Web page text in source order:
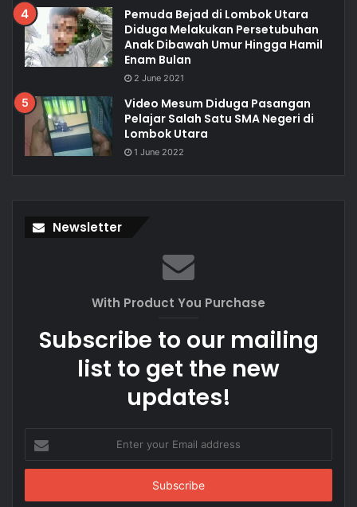
Pemuda Bejad di Lombok Utara
Diduga Melakukan Persetubuhan
Anak Dibawah Umur Hingga Hamil
Enam Bulan
2 June 2021
Video Mesum Diduga Pasangan
Pelajar Salah Satu SMA Negeri di
Lombok Utara
1 June 2022
Newsletter
With Product You Purchase
Subscribe to our mailing
list to get the new
updates!
your
Email